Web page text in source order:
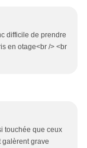
difficile de prendre
en otage<br /> <br
touchée que ceux
galèrent grave